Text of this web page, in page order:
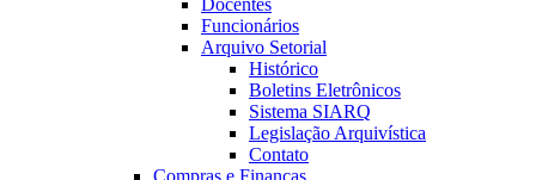
Docentes
Funcionários
Arquivo Setorial
Histórico
Boletins Eletrônicos
Sistema SIARQ
Legislação Arquivística
Contato
Compras e Finanças